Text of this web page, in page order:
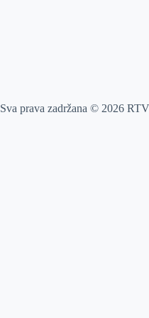
Sva prava zadržana © 2026